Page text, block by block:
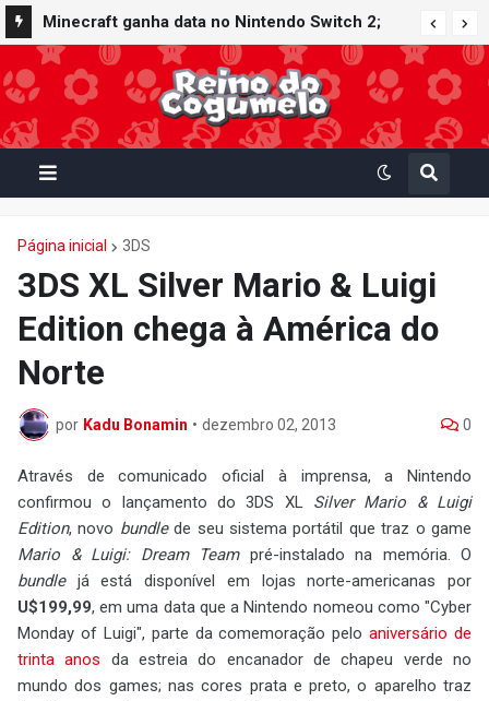
Minecraft ganha data no Nintendo Switch 2;
Super Mario Mash-Up receberá atualização
gráfica exclusiva
Página inicial 3DS
3DS XL Silver Mario & Luigi
Edition chega à América do
Norte
por Kadu Bonamin • dezembro 02, 2013 0
Através de comunicado oficial à imprensa, a Nintendo
confirmou o lançamento do 3DS XL Silver Mario & Luigi
Edition, novo bundlede seu sistema portátil que traz o game
Mario & Luigi: Dream Teampré-instalado na memória. O
bundlejá está disponível em lojas norte-americanas por
U$199,99, em uma data que a Nintendo nomeou como "Cyber
Monday of Luigi", parte da comemoração peloaniversário de
trinta anos da estreia do encanador de chapeu verde no
mundo dos games; nas cores prata e preto, o aparelho traz